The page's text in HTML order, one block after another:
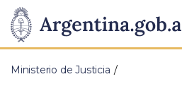
Presidencia
de
Pasar al contenido principal
Ministerio de Justicia